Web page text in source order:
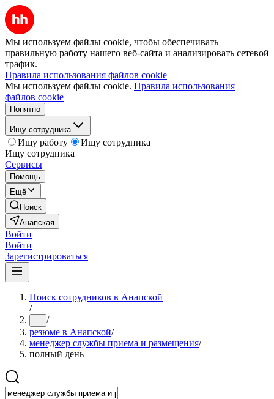
Мы используем файлы cookie, чтобы обеспечивать
правильную работу нашего веб-сайта и анализировать сетевой
трафик.
Правила использования файлов cookie
Мы используем файлы cookie. Правила использования
файлов cookie
Понятно
Ищу сотрудника
Ищу работу
Ищу сотрудника
Ищу сотрудника
Сервисы
Помощь
Ещё
Поиск
Анапская
Войти
Войти
Зарегистрироваться
Поиск сотрудников в Анапской
/
... /
резюме в Анапской/
менеджер службы приема и размещения/
полный день